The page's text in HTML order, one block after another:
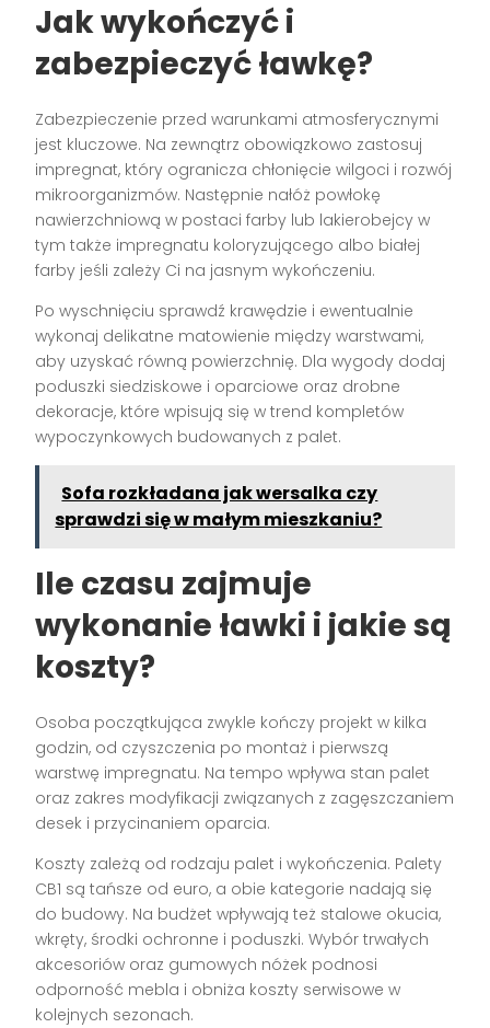
Jak wykończyć i
zabezpieczyć ławkę?
Zabezpieczenie przed warunkami atmosferycznymi
jest kluczowe. Na zewnątrz obowiązkowo zastosuj
impregnat, który ogranicza chłonięcie wilgoci i rozwój
mikroorganizmów. Następnie nałóż powłokę
nawierzchniową w postaci farby lub lakierobejcy w
tym także impregnatu koloryzującego albo białej
farby jeśli zależy Ci na jasnym wykończeniu.
Po wyschnięciu sprawdź krawędzie i ewentualnie
wykonaj delikatne matowienie między warstwami,
aby uzyskać równą powierzchnię. Dla wygody dodaj
poduszki siedziskowe i oparciowe oraz drobne
dekoracje, które wpisują się w trend kompletów
wypoczynkowych budowanych z palet.
Sofa rozkładana jak wersalka czy
sprawdzi się w małym mieszkaniu?
Ile czasu zajmuje
wykonanie ławki i jakie są
koszty?
Osoba początkująca zwykle kończy projekt w kilka
godzin, od czyszczenia po montaż i pierwszą
warstwę impregnatu. Na tempo wpływa stan palet
oraz zakres modyfikacji związanych z zagęszczaniem
desek i przycinaniem oparcia.
Koszty zależą od rodzaju palet i wykończenia. Palety
CB1 są tańsze od euro, a obie kategorie nadają się
do budowy. Na budżet wpływają też stalowe okucia,
wkręty, środki ochronne i poduszki. Wybór trwałych
akcesoriów oraz gumowych nóżek podnosi
odporność mebla i obniża koszty serwisowe w
kolejnych sezonach.